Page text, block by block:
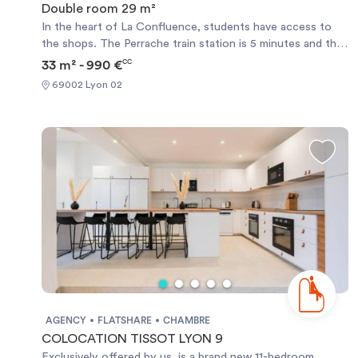
Double room 29 m²
In the heart of La Confluence, students have access to
the shops. The Perrache train station is 5 minutes and the
tram 200 meters.
33 m² - 990 €CC
69002 Lyon 02
AGENCY FLATSHARE CHAMBRE
COLOCATION TISSOT LYON 9